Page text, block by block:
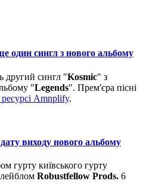
один сингл з нового альбому
другий сингл "Kosmic" з
"Legends". Прем'єра пісні
ресурсі Amnplify.
виходу нового альбому
гурту київського гурту
Robustfellow Prods. 6